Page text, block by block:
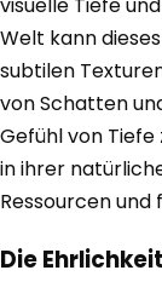
Welt kann
subtilen
von Schatten
Gefühl von Tiefe
in ihrer
Ressourcen
Die